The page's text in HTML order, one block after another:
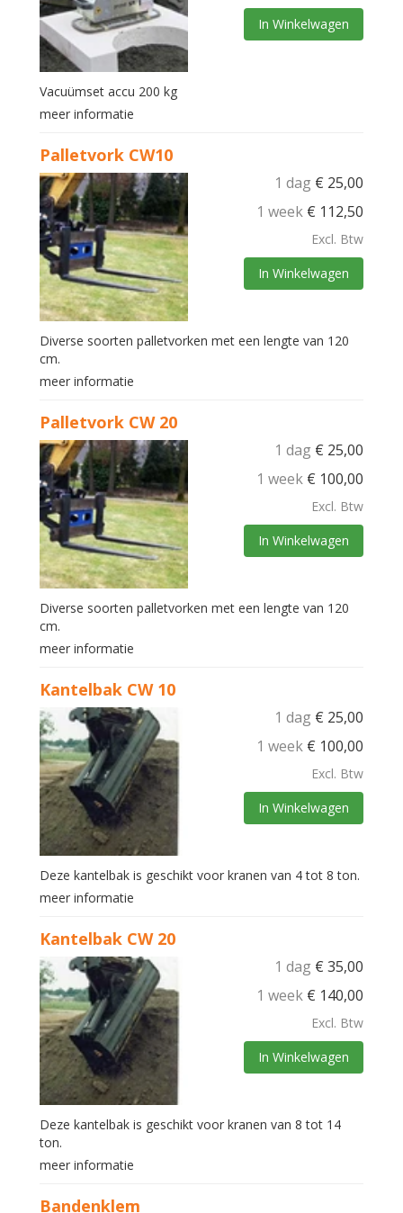
In Winkelwagen
Vacuümset accu 200 kg
meer informatie
Palletvork CW10
1 dag € 25,00
1 week € 112,50
Excl. Btw
In Winkelwagen
Diverse soorten palletvorken met een lengte van 120
cm.
meer informatie
Palletvork CW 20
1 dag € 25,00
1 week € 100,00
Excl. Btw
In Winkelwagen
Diverse soorten palletvorken met een lengte van 120
cm.
meer informatie
Kantelbak CW 10
1 dag € 25,00
1 week € 100,00
Excl. Btw
In Winkelwagen
Deze kantelbak is geschikt voor kranen van 4 tot 8 ton.
meer informatie
Kantelbak CW 20
1 dag € 35,00
1 week € 140,00
Excl. Btw
In Winkelwagen
Deze kantelbak is geschikt voor kranen van 8 tot 14
ton.
meer informatie
Bandenklem